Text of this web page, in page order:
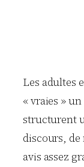
Les adultes
« vraies »
structurent
discours, de
avis assez